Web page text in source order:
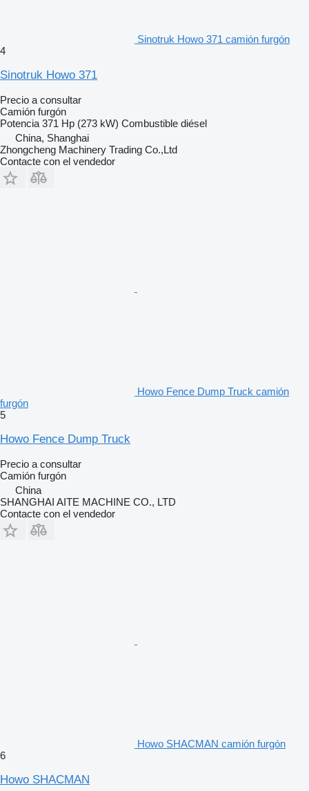
Sinotruk Howo 371 camión furgón
4
Sinotruk Howo 371
Precio a consultar
Camión furgón
Potencia 371 Hp (273 kW) Combustible diésel
China, Shanghai
Zhongcheng Machinery Trading Co.,Ltd
Contacte con el vendedor
Howo Fence Dump Truck camión
furgón
5
Howo Fence Dump Truck
Precio a consultar
Camión furgón
China
SHANGHAI AITE MACHINE CO., LTD
Contacte con el vendedor
Howo SHACMAN camión furgón
6
Howo SHACMAN